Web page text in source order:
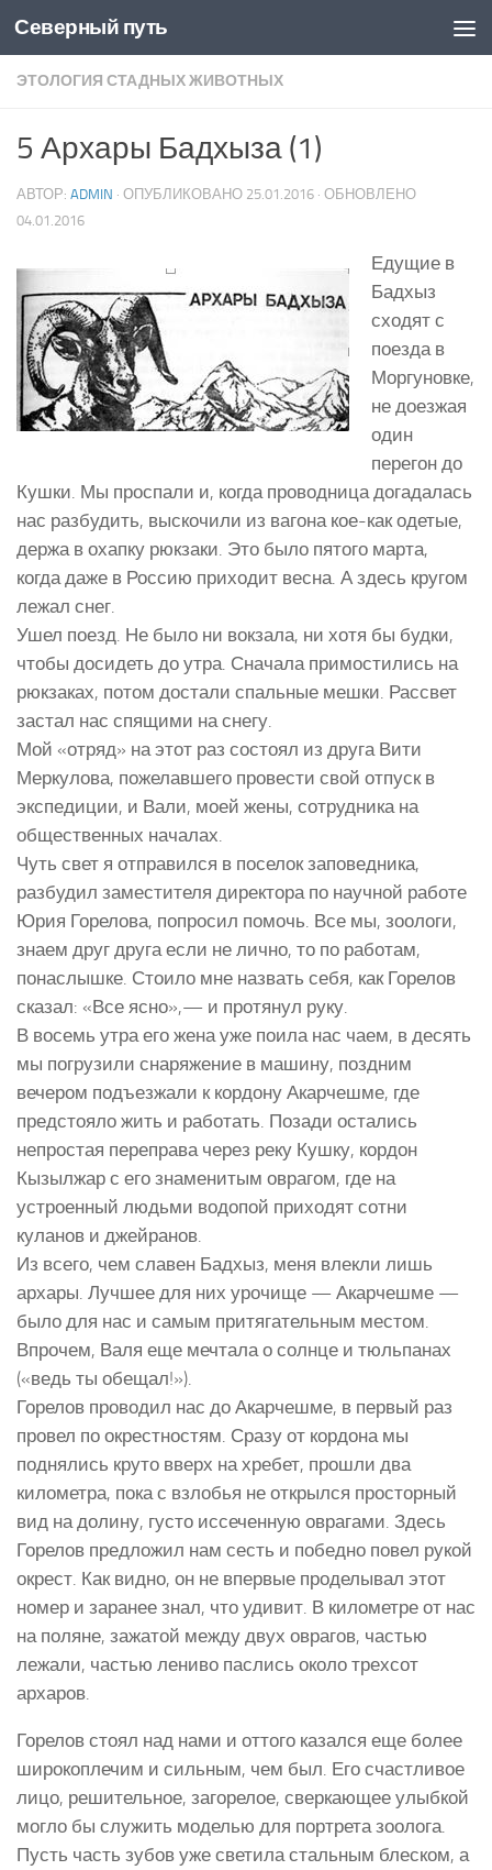
Skip to content
Северный путь
ЭТОЛОГИЯ СТАДНЫХ ЖИВОТНЫХ
5 Архары Бадхыза (1)
АВТОР: ADMIN · ОПУБЛИКОВАНО 25.01.2016 · ОБНОВЛЕНО
04.01.2016
Едущие в
Бадхыз
сходят с
поезда в
Моргуновке,
не доезжая
один
перегон до
Кушки. Мы проспали и, когда проводница догадалась
нас разбудить, выскочили из вагона кое-как одетые,
держа в охапку рюкзаки. Это было пятого марта,
когда даже в Россию приходит весна. А здесь кругом
лежал снег.
Ушел поезд. Не было ни вокзала, ни хотя бы будки,
чтобы досидеть до утра. Сначала примостились на
рюкзаках, потом достали спальные мешки. Рассвет
застал нас спящими на снегу.
Мой «отряд» на этот раз состоял из друга Вити
Меркулова, пожелавшего провести свой отпуск в
экспедиции, и Вали, моей жены, сотрудника на
общественных началах.
Чуть свет я отправился в поселок заповедника,
разбудил заместителя директора по научной работе
Юрия Горелова, попросил помочь. Все мы, зоологи,
знаем друг друга если не лично, то по работам,
понаслышке. Стоило мне назвать себя, как Горелов
сказал: «Все ясно»,— и протянул руку.
В восемь утра его жена уже поила нас чаем, в десять
мы погрузили снаряжение в машину, поздним
вечером подъезжали к кордону Акарчешме, где
предстояло жить и работать. Позади остались
непростая переправа через реку Кушку, кордон
Кызылжар с его знаменитым оврагом, где на
устроенный людьми водопой приходят сотни
куланов и джейранов.
Из всего, чем славен Бадхыз, меня влекли лишь
архары. Лучшее для них урочище — Акарчешме —
было для нас и самым притягательным местом.
Впрочем, Валя еще мечтала о солнце и тюльпанах
(«ведь ты обещал!»).
Горелов проводил нас до Акарчешме, в первый раз
провел по окрестностям. Сразу от кордона мы
поднялись круто вверх на хребет, прошли два
километра, пока с взлобья не открылся просторный
вид на долину, густо иссеченную оврагами. Здесь
Горелов предложил нам сесть и победно повел рукой
окрест. Как видно, он не впервые проделывал этот
номер и заранее знал, что удивит. В километре от нас
на поляне, зажатой между двух оврагов, частью
лежали, частью лениво паслись около трехсот
архаров.
Горелов стоял над нами и оттого казался еще более
широкоплечим и сильным, чем был. Его счастливое
лицо, решительное, загорелое, сверкающее улыбкой
могло бы служить моделью для портрета зоолога.
Пусть часть зубов уже светила стальным блеском, а